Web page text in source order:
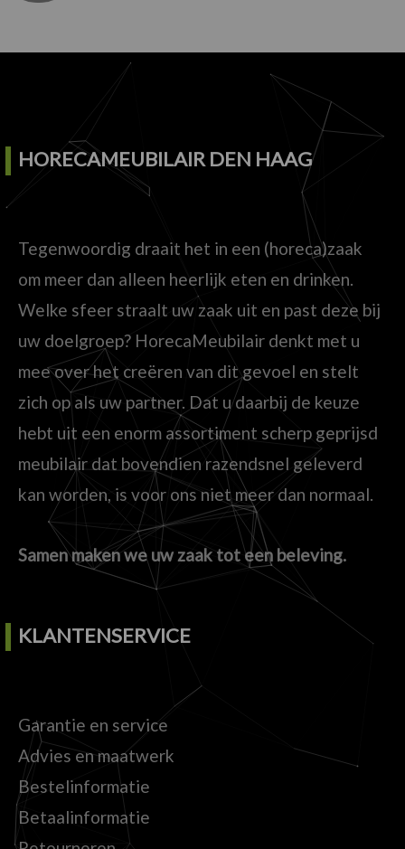
HORECAMEUBILAIR DEN HAAG
Tegenwoordig draait het in een (horeca)zaak
om meer dan alleen heerlijk eten en drinken.
Welke sfeer straalt uw zaak uit en past deze bij
uw doelgroep? HorecaMeubilair denkt met u
mee over het creëren van dit gevoel en stelt
zich op als uw partner. Dat u daarbij de keuze
hebt uit een enorm assortiment scherp geprijsd
meubilair dat bovendien razendsnel geleverd
kan worden, is voor ons niet meer dan normaal.
Samen maken we uw zaak tot een beleving.
KLANTENSERVICE
Garantie en service
Advies en maatwerk
Bestelinformatie
Betaalinformatie